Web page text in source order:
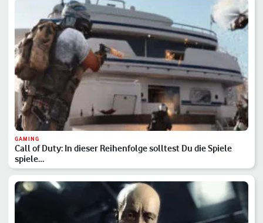
GAMING
Call of Duty: In dieser Reihenfolge solltest Du die Spiele
spiele…